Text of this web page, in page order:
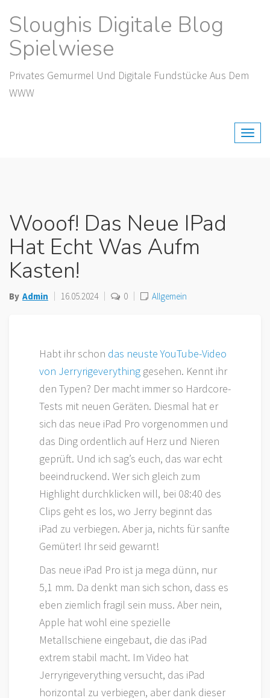
content
Sloughis Digitale Blog
Spielwiese
Privates Gemurmel Und Digitale Fundstücke Aus Dem
WWW
Wooof! Das Neue IPad
Hat Echt Was Aufm
Kasten!
By Admin 16.05.2024 0 Allgemein
Habt ihr schon das neuste YouTube-Video
von Jerryrigeverything gesehen. Kennt ihr
den Typen? Der macht immer so Hardcore-
Tests mit neuen Geräten. Diesmal hat er
sich das neue iPad Pro vorgenommen und
das Ding ordentlich auf Herz und Nieren
geprüft. Und ich sag’s euch, das war echt
beeindruckend. Wer sich gleich zum
Highlight durchklicken will, bei 08:40 des
Clips geht es los, wo Jerry beginnt das
iPad zu verbiegen. Aber ja, nichts für sanfte
Gemüter! Ihr seid gewarnt!
Das neue iPad Pro ist ja mega dünn, nur
5,1 mm. Da denkt man sich schon, dass es
eben ziemlich fragil sein muss. Aber nein,
Apple hat wohl eine spezielle
Metallschiene eingebaut, die das iPad
extrem stabil macht. Im Video hat
Jerryrigeverything versucht, das iPad
horizontal zu verbiegen, aber dank dieser